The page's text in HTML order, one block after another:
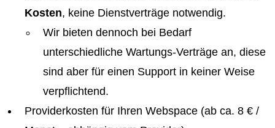
Kosten, keine Dienstverträge notwendig.
Wir bieten dennoch bei Bedarf
unterschiedliche Wartungs-Verträge an, diese
sind aber für einen Support in keiner Weise
verpflichtend.
Providerkosten für Ihren Webspace (ab ca. 8 € /